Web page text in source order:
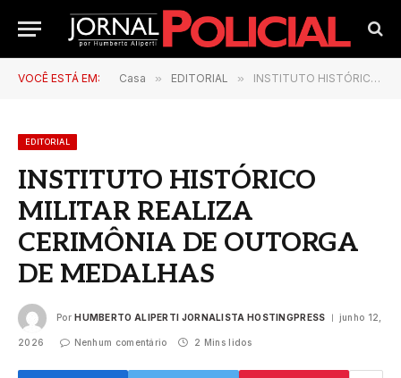
VOCÊ ESTÁ EM: Casa » EDITORIAL » INSTITUTO HISTÓRICO MILITAR REALIZA CERIMÔNIA DE OUTORGA DE MEDALHAS
EDITORIAL
INSTITUTO HISTÓRICO
MILITAR REALIZA
CERIMÔNIA DE OUTORGA
DE MEDALHAS
Por HUMBERTO ALIPERTI JORNALISTA HOSTINGPRESS junho 12,
2026 Nenhum comentário 2 Mins lidos